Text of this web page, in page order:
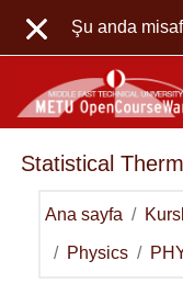
Şu anda
Statistical
Ana sayfa
Physics